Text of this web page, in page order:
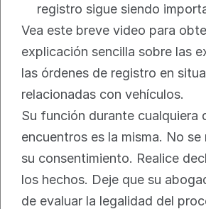
registro sigue siendo
Vea este breve video para
explicación sencilla sobre las
las órdenes de registro en
relacionadas con vehículos.
Su función durante cualquiera
encuentros es la misma. No
su consentimiento. Realice
los hechos. Deje que su
de evaluar la legalidad del